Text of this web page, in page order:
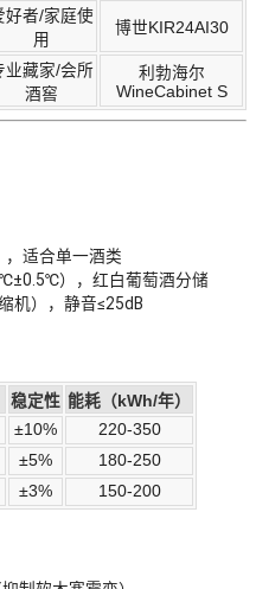
好者/家庭使
用
博世KIR24AI30
业藏家/会所
酒窖
利勃海尔
WineCabinet S
适合单一酒类
），红白葡萄酒分储
机），静音≤25dB
稳定性 能耗（kWh/年）
±10%
220-350
±5%
180-250
±3% 150-200